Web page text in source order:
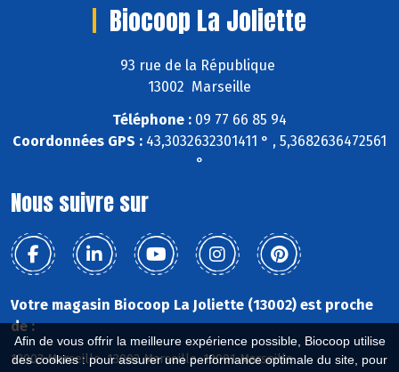
Afin de vous offrir la meilleure expérience possible, Biocoop utilise
des cookies : pour assurer une performance optimale du site, pour
Biocoop La Joliette
93 rue de la République
13002 Marseille
Téléphone : 09 77 66 85 94
Coordonnées GPS : 43,3032632301411 ° , 5,3682636472561
°
Nous suivre sur
Votre magasin Biocoop La Joliette (13002) est proche
de :
13003 Marseille, 13002 Marseille, 13001 Marseille